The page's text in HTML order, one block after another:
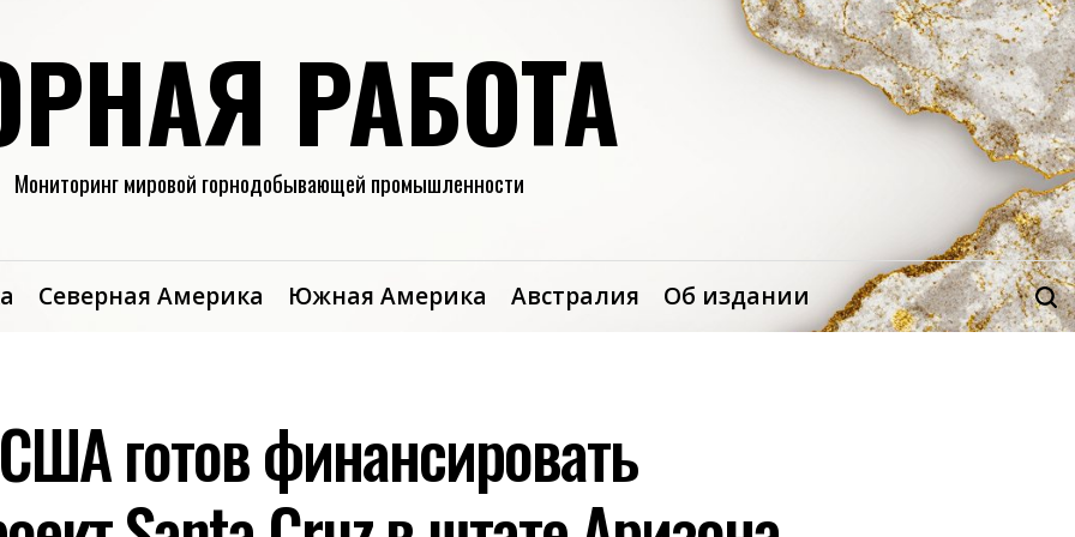
РАБОТА
Мониторинг мировой горнодобывающей промышленности
Северная Америка Южная Америка Австралия Об издании
готов финансировать